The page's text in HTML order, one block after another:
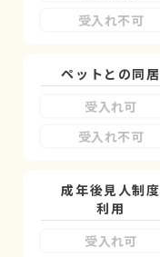
受入れ不可
ペットとの同居
受入れ可
受入れ不可
成年後見人制度
利用
受入れ可